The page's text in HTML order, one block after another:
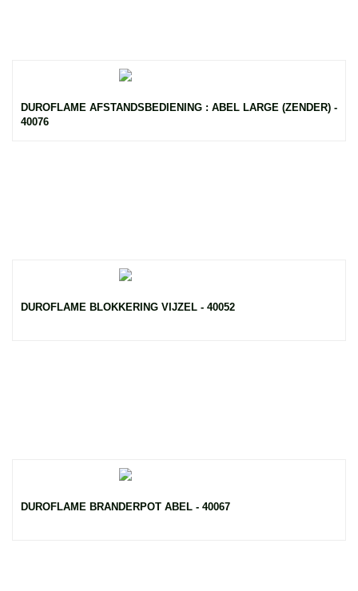
DUROFLAME AFSTANDSBEDIENING : ABEL LARGE (ZENDER) -
40076
DUROFLAME BLOKKERING VIJZEL - 40052
DUROFLAME BRANDERPOT ABEL - 40067